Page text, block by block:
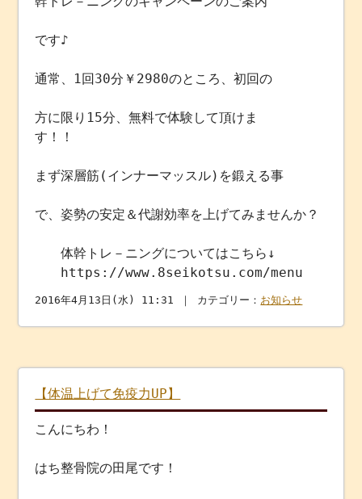
です♪
通常、1回30分￥2980のところ、初回の
方に限り15分、無料で体験して頂けま
す！！
まず深層筋(インナーマッスル)を鍛える事
で、姿勢の安定＆代謝効率を上げてみませんか？
体幹トレ－ニングについてはこちら↓
https://www.8seikotsu.com/menu
2016年4月13日(水) 11:31 ｜ カテゴリー： お知らせ
【体温上げて免疫力UP】
こんにちわ！
はち整骨院の田尾です！